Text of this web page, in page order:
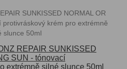
SUNKISSED NORMAL OR
protivráskový krém pro extrémně
slunce 50ml